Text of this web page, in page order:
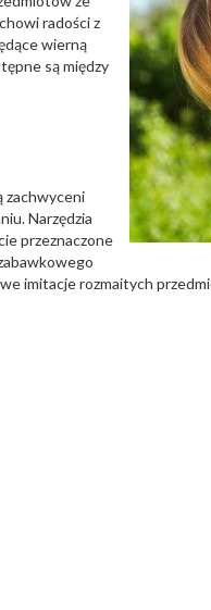
radości z
wierną
są między
zachwyceni
Narzędzia
przeznaczone
imitacje rozmaitych